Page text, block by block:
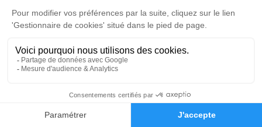
Faire-part Hommages
mardi 24 décembre 2024 à 14h30
Église de Pellouailles-les-Vignes
10 rue Nationale